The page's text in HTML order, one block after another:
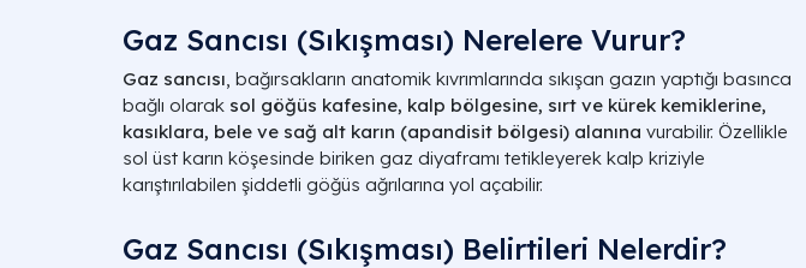
Gaz Sancısı (Sıkışması) Nerelere Vurur?
Gaz sancısı, bağırsakların anatomik kıvrımlarında sıkışan gazın yaptığı basınca
bağlı olarak sol göğüs kafesine, kalp bölgesine, sırt ve kürek kemiklerine,
kasıklara, bele ve sağ alt karın (apandisit bölgesi) alanına vurabilir. Özellikle
sol üst karın köşesinde biriken gaz diyaframı tetikleyerek kalp kriziyle
karıştırılabilen şiddetli göğüs ağrılarına yol açabilir.
Gaz Sancısı (Sıkışması) Belirtileri Nelerdir?